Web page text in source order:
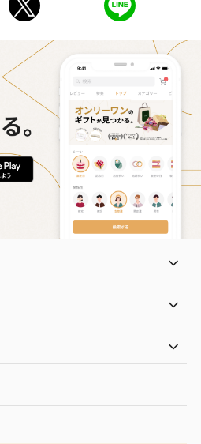
ごろっとうまみ チーズ
のオイル漬（塩麹&レモ
ン）（981円）
しょっつるナ
円）